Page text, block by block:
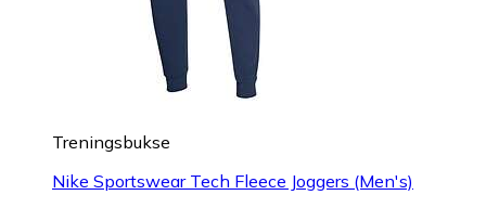
Treningsbukse
Nike Sportswear Tech Fleece Joggers (Men's)